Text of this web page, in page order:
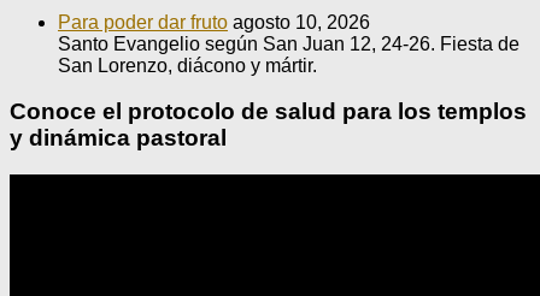
Para poder dar fruto agosto 10, 2026
Santo Evangelio según San Juan 12, 24-26. Fiesta de
San Lorenzo, diácono y mártir.
Conoce el protocolo de salud para los templos
y dinámica pastoral